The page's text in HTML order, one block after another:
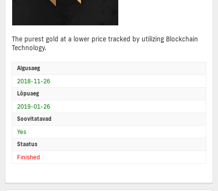
The purest gold at a lower price tracked by utilizing Blockchain
Technology.
Algusaeg
2018-11-26
Lõpuaeg
2019-01-26
Soovitatavad
Yes
Staatus
Finished